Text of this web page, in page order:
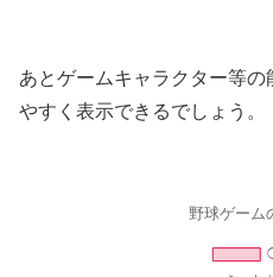
あとゲームキャラクター等
やすく表示できるでしょう。